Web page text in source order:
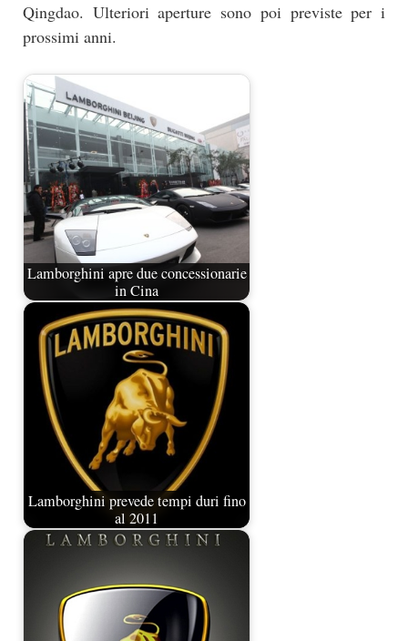
Qingdao. Ulteriori aperture sono poi previste per i
prossimi anni.
Lamborghini apre due concessionarie
in Cina
Lamborghini prevede tempi duri fino
al 2011